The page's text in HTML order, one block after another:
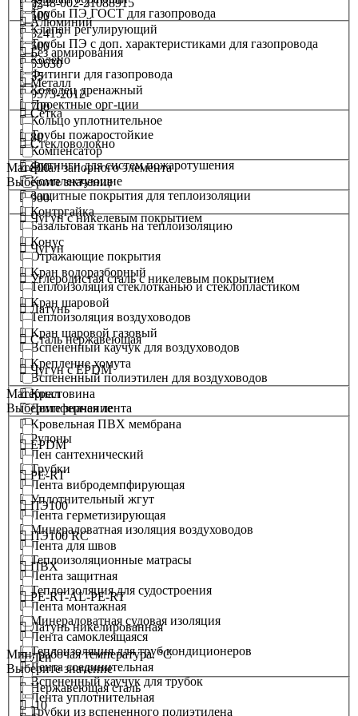
Трубы ПЭ ГОСТ для газопровода
Трубы ПЭ с доп. характеристиками для газопровода
Фитинги для газопровода
Проектные орг-ции
Трубы пожаростойкие
Фитинги для систем пожаротушения
Защитные покрытия для теплоизоляции
Базальтовая ткань на теплоизоляцию
Отражающие покрытия
Теплоизоляция стеклотканью и стеклопластиком
Теплоизоляция воздуховодов
Вспененный каучук для воздуховодов
Вспененный полиэтилен для воздуховодов
Демпферная лента
Рулоны
Трубки
Уплотнительный жгут
Минераловатная изоляция воздуховодов
Теплоизоляционные матрасы
Теплоизоляция для судостроения
Минераловатная судовая изоляция
Теплоизоляция для труб кондиционеров
Вспененный каучук для трубок
Трубки из вспененного полиэтилена
Клапан регулирующий
Колено
Колодец дренажный
Кольцо уплотнительное
Компенсатор
Комплектующие
Контргайка
Конус
Кран водоразборный
Кран шаровой
Кран шаровой газовый
Крепление хомута
Крестовина
Кровельная ПВХ мембрана
Лен сантехнический
Лента вибродемпфирующая
Лента герметизирующая
Лента для швов
Лента защитная
Лента монтажная
Лента самоклеящаяся
Лента соединительная
Лента уплотнительная
500
600
65
700
80
800
900
2248-002-21088915
32415
53630
9573-2012
95
Алюминий
Без армирования
Металл
Сетка
Стекловолокно
Материал запорного элемента
Выберите значение
Чугун с никелевым покрытием
Чугун
Углеродистая сталь с никелевым покрытием
Латунь
Сталь нержавеющая
Чугун с EPDM
Материал
Выберите значение
EPDM
PE-RT
ПЭ100
ПЭ100 RC
ПВХ
PE-RT-AL-PE-RT
Латунь никелированная
Лен
Нержавеющая сталь
Мин. рабочая температура. °С
Выберите значение
-10